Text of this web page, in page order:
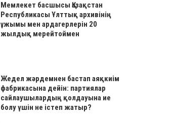
Мемлекет басшысы Қазақстан
Республикасы Ұлттық архивінің
ұжымы мен ардагерлерін 20
жылдық мерейтоймен
Жедел жәрдемнен бастап аяқкиім
фабрикасына дейін: партиялар
сайлаушылардың қолдауына ие
болу үшін не істеп жатыр?